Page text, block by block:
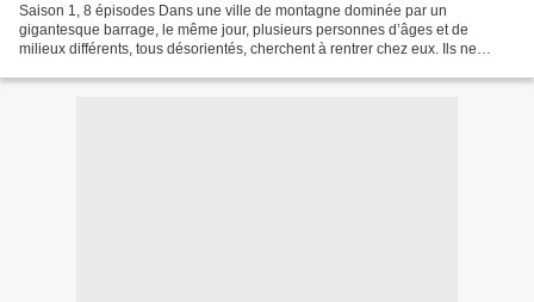
Saison 1, 8 épisodes Dans une ville de montagne dominée par un
gigantesque barrage, le même jour, plusieurs personnes d’âges et de
milieux différents, tous désorientés, cherchent à rentrer chez eux. Ils ne